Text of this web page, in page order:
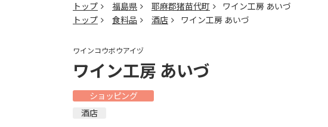
トップ 福島県 耶麻郡猪苗代町
ワイン工房 あいづ
トップ
食料品 酒店 ワイン工房 あいづ
ワインコウボウアイヅ
ワイン工房 あいづ
ショッピング
酒店